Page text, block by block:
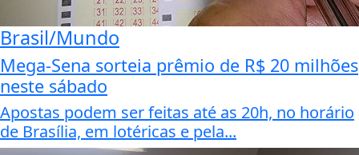
Brasil/Mundo
Mega-Sena sorteia prêmio de R$ 20 milhões
neste sábado
Apostas podem ser feitas até as 20h, no horário
de Brasília, em lotéricas e pela...